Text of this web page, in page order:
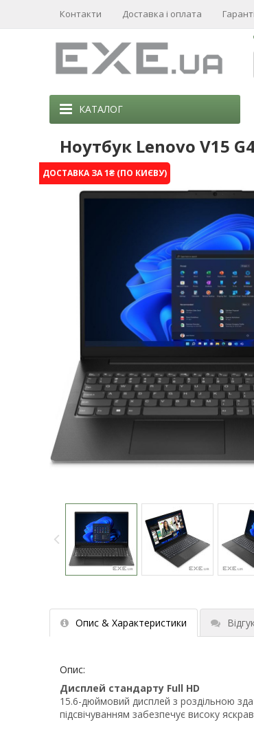
Контакти Доставка і оплата
Ноутбук Lenovo V15
ДОСТАВКА ЗА 1₴ (ПО КИЄВУ)
Опис & Характеристики
Опис:
Дисплей стандарту Full HD
15.6-дюймовий дисплей з роздільною
підсвічуванням забезпечує високу
КАТАЛОГ